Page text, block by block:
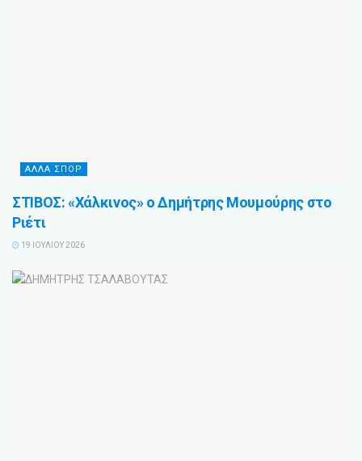
ΑΛΛΑ ΣΠΟΡ
ΣΤΙΒΟΣ: «Χάλκινος» ο Δημήτρης Μουμούρης στο
Ριέτι
19 ΙΟΥΛΊΟΥ 2026